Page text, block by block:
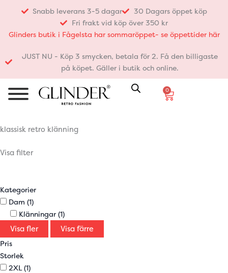
innehåll
Snabb leverans 3-5 dagar
30 Dagars öppet köp
Fri frakt vid köp över 350 kr
Glinders butik i Fågelsta har sommaröppet- se öppettider här
JUST NU - Köp 3 smycken, betala för 2. Få den billigaste
på köpet. Gäller i butik och online.
0
Varukorg
klassisk retro klänning
Visa filter
Kategorier
Dam (1)
Klänningar (1)
Visa fler Visa färre
Pris
Storlek
2XL (1)